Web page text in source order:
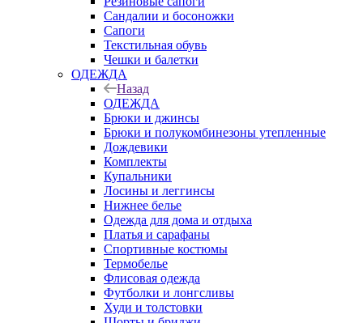
Сандалии и босоножки
Сапоги
Текстильная обувь
Чешки и балетки
ОДЕЖДА
Назад
ОДЕЖДА
Брюки и джинсы
Брюки и полукомбинезоны утепленные
Дождевики
Комплекты
Купальники
Лосины и леггинсы
Нижнее белье
Одежда для дома и отдыха
Платья и сарафаны
Спортивные костюмы
Термобелье
Флисовая одежда
Футболки и лонгсливы
Худи и толстовки